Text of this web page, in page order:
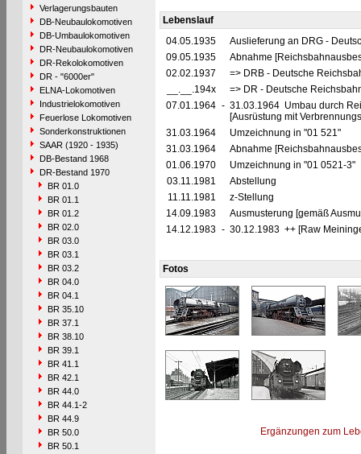
Verlagerungsbauten
DB-Neubaulokomotiven
DB-Umbaulokomotiven
DR-Neubaulokomotiven
DR-Rekolokomotiven
DR - "6000er"
ELNA-Lokomotiven
Industrielokomotiven
Feuerlose Lokomotiven
Sonderkonstruktionen
SAAR (1920 - 1935)
DB-Bestand 1968
DR-Bestand 1970
BR 01.0
BR 01.1
BR 01.2
BR 02.0
BR 03.0
BR 03.1
BR 03.2
BR 04.0
BR 04.1
BR 35.10
BR 37.1
BR 38.10
BR 39.1
BR 41.1
BR 42.1
BR 44.0
BR 44.1-2
BR 44.9
BR 50.0
BR 50.1
Lebenslauf
04.05.1935
Auslieferung an DRG -
09.05.1935
Abnahme
02.02.1937
=> DRB - Deutsche
__.__.194x
=> DR - Deutsche
07.01.1964 - 31.03.1964 Umbau durch
[Ausrüstung mit
31.03.1964
Umzeichnung in "01 521"
31.03.1964
Abnahme
01.06.1970
Umzeichnung in "01 0521-3"
03.11.1981
Abstellung
11.11.1981
z-Stellung
14.09.1983
Ausmusterung [gemäß
14.12.1983 - 30.12.1983 ++ [Raw
Fotos
Ergänzungen zum